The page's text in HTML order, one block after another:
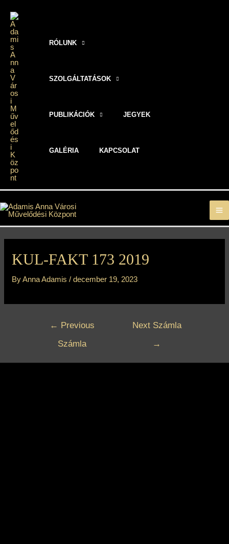
content
RÓLUNK
SZOLGÁLTATÁSOK
PUBLIKÁCIÓK JEGYEK
GALÉRIA KAPCSOLAT
KUL-FAKT 173 2019
ByAnna Adamis/december 19, 2023
← Previous
Számla
Next Számla
→